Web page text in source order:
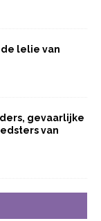
de lelie van
gevaarlijke
van